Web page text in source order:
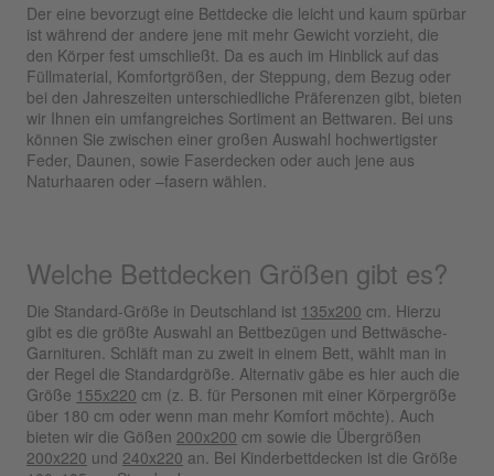
Der eine bevorzugt eine Bettdecke die leicht und kaum spürbar
ist während der andere jene mit mehr Gewicht vorzieht, die
den Körper fest umschließt. Da es auch im Hinblick auf das
Füllmaterial, Komfortgrößen, der Steppung, dem Bezug oder
bei den Jahreszeiten unterschiedliche Präferenzen gibt, bieten
wir Ihnen ein umfangreiches Sortiment an Bettwaren. Bei uns
können Sie zwischen einer großen Auswahl hochwertigster
Feder, Daunen, sowie Faserdecken oder auch jene aus
Naturhaaren oder –fasern wählen.
Welche Bettdecken Größen gibt es?
Die Standard-Größe in Deutschland ist 135x200 cm. Hierzu
gibt es die größte Auswahl an Bettbezügen und Bettwäsche-
Garnituren. Schläft man zu zweit in einem Bett, wählt man in
der Regel die Standardgröße. Alternativ gäbe es hier auch die
Größe 155x220 cm (z. B. für Personen mit einer Körpergröße
über 180 cm oder wenn man mehr Komfort möchte). Auch
bieten wir die Gößen 200x200 cm sowie die Übergrößen
200x220 und 240x220 an. Bei Kinderbettdecken ist die Größe